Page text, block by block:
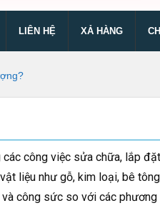
LIÊN HỆ XẢ HÀNG
công việc sửa chữa, lắp
liệu như gỗ, kim loại, bê
công sức so với các phương